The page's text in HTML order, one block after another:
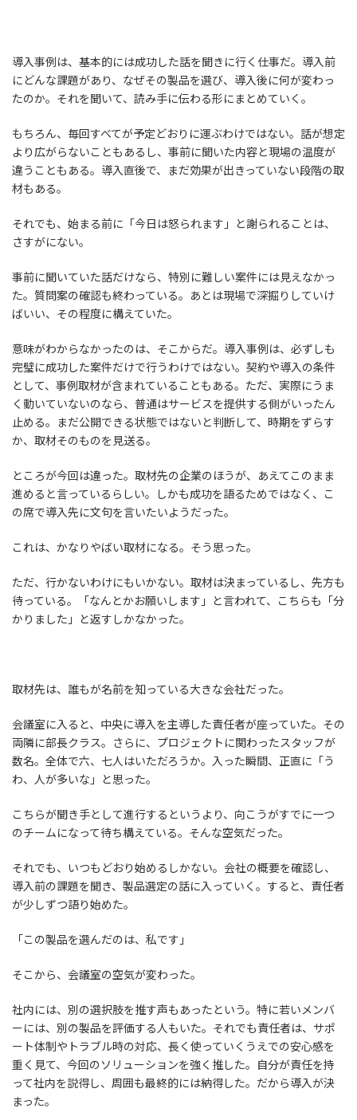
導入事例は、基本的には成功した話を聞きに行く仕事だ。導入前
にどんな課題があり、なぜその製品を選び、導入後に何が変わっ
たのか。それを聞いて、読み手に伝わる形にまとめていく。
もちろん、毎回すべてが予定どおりに運ぶわけではない。話が想定
より広がらないこともあるし、事前に聞いた内容と現場の温度が
違うこともある。導入直後で、まだ効果が出きっていない段階の取
材もある。
それでも、始まる前に「今日は怒られます」と謝られることは、
さすがにない。
事前に聞いていた話だけなら、特別に難しい案件には見えなかっ
た。質問案の確認も終わっている。あとは現場で深掘りしていけ
ばいい、その程度に構えていた。
意味がわからなかったのは、そこからだ。導入事例は、必ずしも
完璧に成功した案件だけで行うわけではない。契約や導入の条件
として、事例取材が含まれていることもある。ただ、実際にうま
く動いていないのなら、普通はサービスを提供する側がいったん
止める。まだ公開できる状態ではないと判断して、時期をずらす
か、取材そのものを見送る。
ところが今回は違った。取材先の企業のほうが、あえてこのまま
進めると言っているらしい。しかも成功を語るためではなく、こ
の席で導入先に文句を言いたいようだった。
これは、かなりやばい取材になる。そう思った。
ただ、行かないわけにもいかない。取材は決まっているし、先方も
待っている。「なんとかお願いします」と言われて、こちらも「分
かりました」と返すしかなかった。
取材先は、誰もが名前を知っている大きな会社だった。
会議室に入ると、中央に導入を主導した責任者が座っていた。その
両隣に部長クラス。さらに、プロジェクトに関わったスタッフが
数名。全体で六、七人はいただろうか。入った瞬間、正直に「う
わ、人が多いな」と思った。
こちらが聞き手として進行するというより、向こうがすでに一つ
のチームになって待ち構えている。そんな空気だった。
それでも、いつもどおり始めるしかない。会社の概要を確認し、
導入前の課題を聞き、製品選定の話に入っていく。すると、責任者
が少しずつ語り始めた。
「この製品を選んだのは、私です」
そこから、会議室の空気が変わった。
社内には、別の選択肢を推す声もあったという。特に若いメンバ
ーには、別の製品を評価する人もいた。それでも責任者は、サポ
ート体制やトラブル時の対応、長く使っていくうえでの安心感を
重く見て、今回のソリューションを強く推した。自分が責任を持
って社内を説得し、周囲も最終的には納得した。だから導入が決
まった。